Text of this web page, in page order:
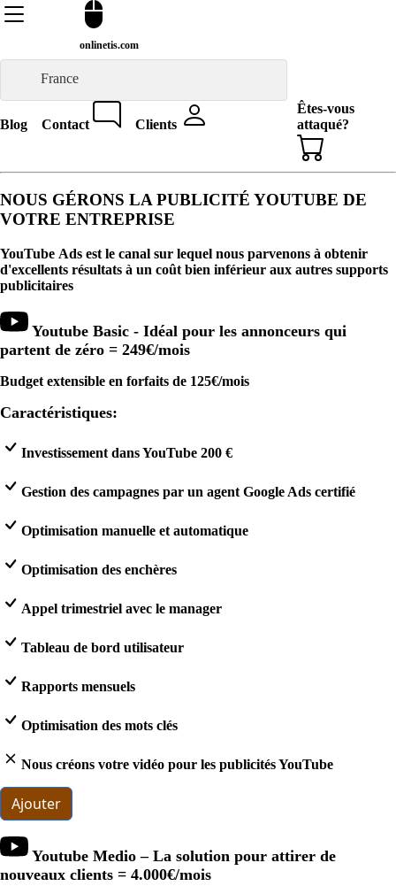
onlinetis.com
France
Blog Contact Clients
Êtes-vous
attaqué?
NOUS GÉRONS LA PUBLICITÉ YOUTUBE DE
VOTRE ENTREPRISE
YouTube Ads est le canal sur lequel nous parvenons à obtenir
d'excellents résultats à un coût bien inférieur aux autres supports
publicitaires
Youtube Basic - Idéal pour les annonceurs qui
partent de zéro = 249€/mois
Budget extensible en forfaits de 125€/mois
Caractéristiques:
Investissement dans YouTube 200 €
Gestion des campagnes par un agent Google Ads certifié
Optimisation manuelle et automatique
Optimisation des enchères
Appel trimestriel avec le manager
Tableau de bord utilisateur
Rapports mensuels
Optimisation des mots clés
Nous créons votre vidéo pour les publicités YouTube
Ajouter
Youtube Medio – La solution pour attirer de
nouveaux clients = 4.000€/mois